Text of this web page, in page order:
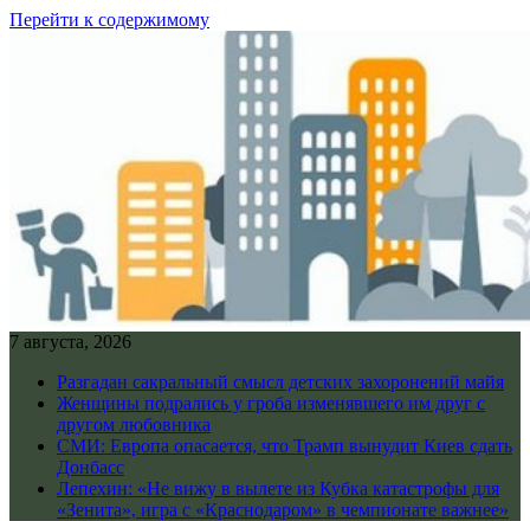
Перейти к содержимому
7 августа, 2026
Разгадан сакральный смысл детских захоронений майя
Женщины подрались у гроба изменявшего им друг с
другом любовника
СМИ: Европа опасается, что Трамп вынудит Киев сдать
Донбасс
Лепехин: «Не вижу в вылете из Кубка катастрофы для
«Зенита», игра с «Краснодаром» в чемпионате важнее»